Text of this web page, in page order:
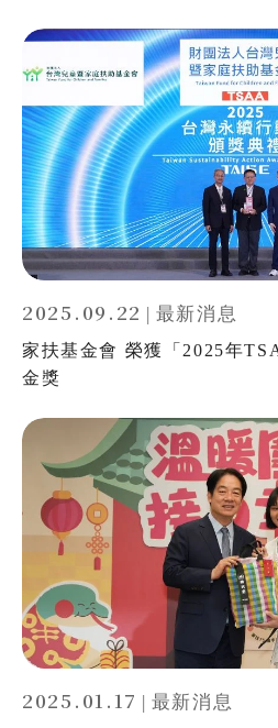
2025.09.22 | 最新消息
家扶基金會 榮獲「2025年
金獎
2025.01.17 最新消息